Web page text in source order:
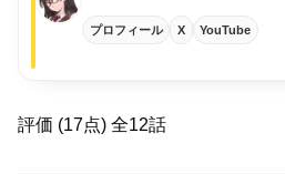
プロフィール X YouTube
評価 (17点) 全12話